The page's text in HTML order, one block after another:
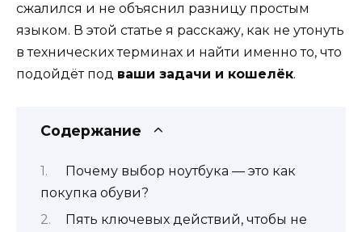
сжалился и не объяснил разницу простым
языком. В этой статье я расскажу, как не утонуть
в технических терминах и найти именно то, что
подойдёт под ваши задачи и кошелёк.
Содержание
Почему выбор ноутбука — это как
покупка обуви?
Пять ключевых действий, чтобы не